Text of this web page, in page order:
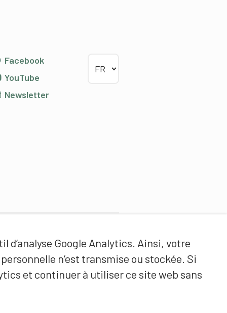
Google Analytics. Ainsi, votre
n’est transmise ou stockée. Si
et continuer à utiliser ce site web sans
Facebook
YouTube
Newsletter
école fédérale de sport
Macolin HEFSM